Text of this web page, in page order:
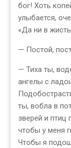
бог! Хоть
улыбается,
«Да ни в
— Постой,
— Тиха ты,
ангелы с
ты, вобла в
зверей и птиц
чтобы у меня
Чтобы я